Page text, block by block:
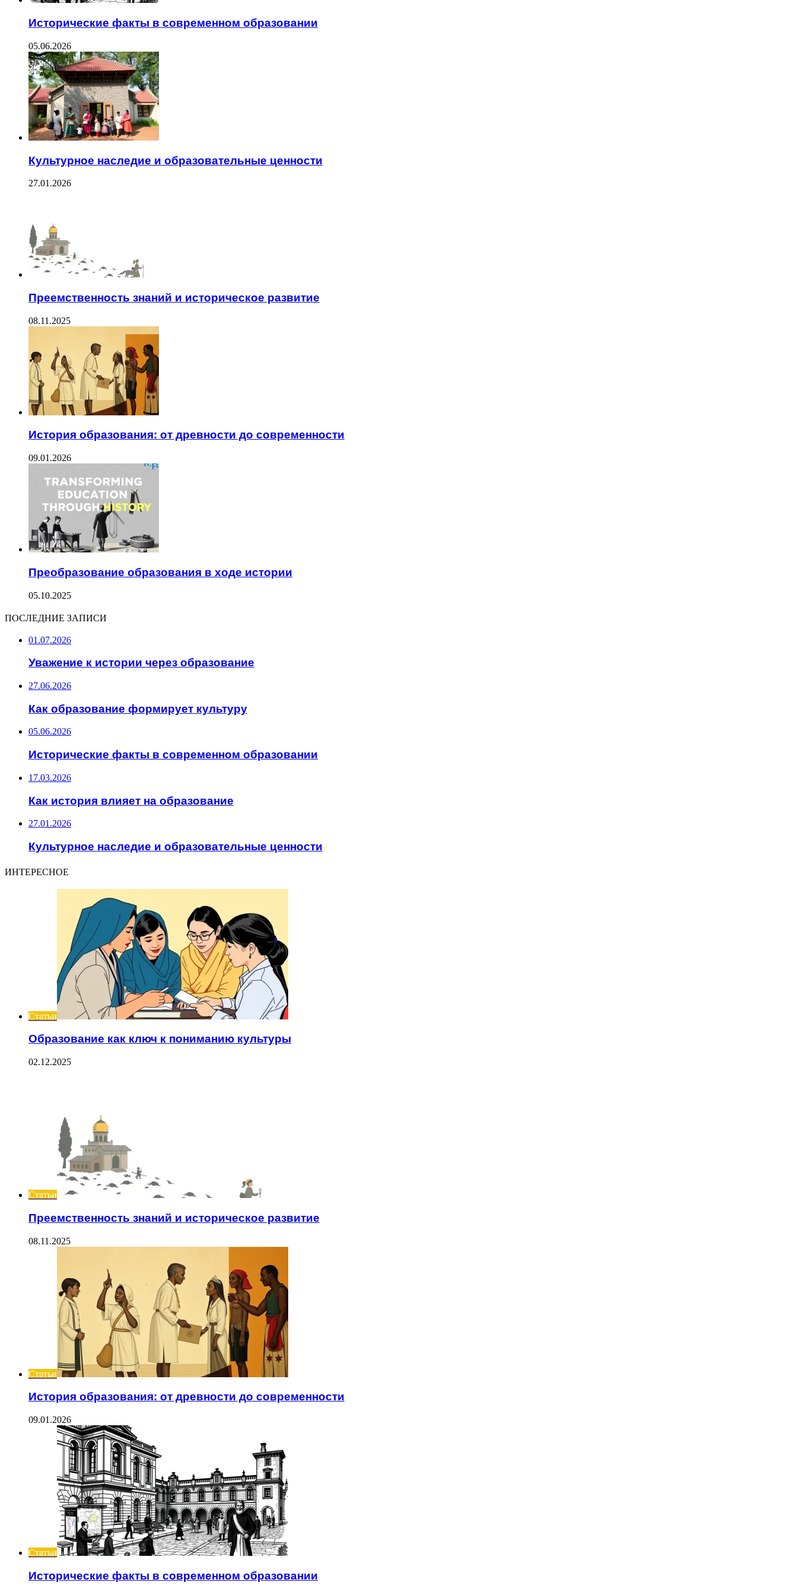
Исторические факты в современном образовании
05.06.2026
Культурное наследие и образовательные ценности
27.01.2026
Преемственность знаний и историческое развитие
08.11.2025
История образования: от древности до современности
09.01.2026
Преобразование образования в ходе истории
05.10.2025
ПОСЛЕДНИЕ ЗАПИСИ
01.07.2026
Уважение к истории через образование
27.06.2026
Как образование формирует культуру
05.06.2026
Исторические факты в современном образовании
17.03.2026
Как история влияет на образование
27.01.2026
Культурное наследие и образовательные ценности
ИНТЕРЕСНОЕ
Статьи
Образование как ключ к пониманию культуры
02.12.2025
Статьи
Преемственность знаний и историческое развитие
08.11.2025
Статьи
История образования: от древности до современности
09.01.2026
Статьи
Исторические факты в современном образовании